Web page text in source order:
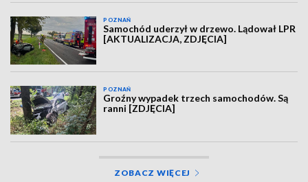
POZNAŃ
Samochód uderzył w drzewo. Lądował LPR
[AKTUALIZACJA, ZDJĘCIA]
POZNAŃ
Groźny wypadek trzech samochodów. Są
ranni [ZDJĘCIA]
ZOBACZ WIĘCEJ